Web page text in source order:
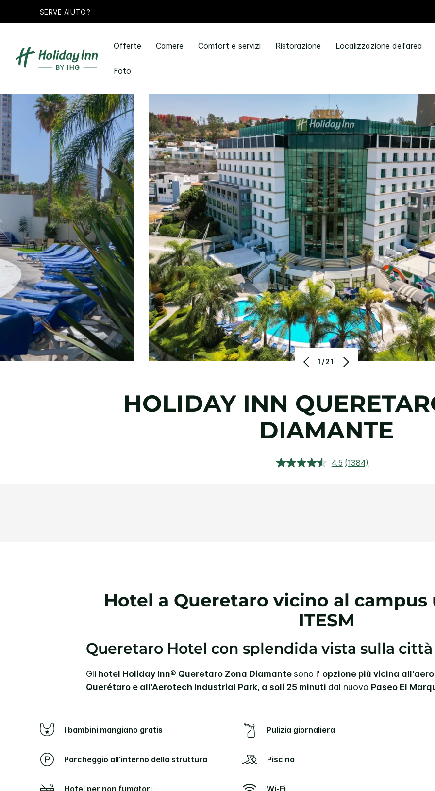
SERVE AIUTO?
Offerte Camere Comfort e servizi Ristorazione Localizzazione dell'area
Foto
1/21
HOLIDAY INN
DIAMANTE
4.5 Leggi
(1384)
Hotel a Queretaro vicino al
ITESM
Queretaro Hotel con splendida vista sulla città
Gli hotel Holiday Inn® Queretaro Zona Diamantesono l' opzione più vicina
Querétaro e all'Aerotech Industrial Park, a soli 25 minuti dal nuovo Paseo El
I bambini mangiano gratis Pulizia giornaliera
Parcheggio all'interno della struttura Piscina
Hotel per non fumatori Wi-Fi